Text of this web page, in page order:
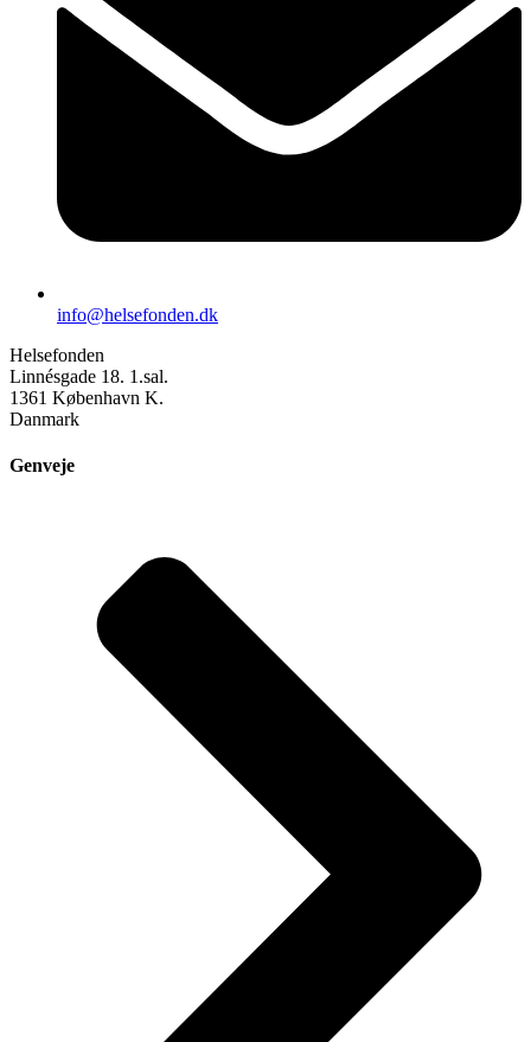
info@helsefonden.dk
Helsefonden
Linnésgade 18. 1.sal.
1361 København K.
Danmark
Genveje